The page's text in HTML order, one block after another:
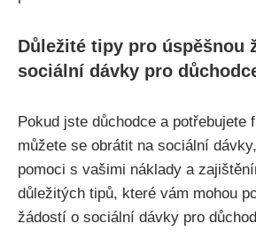
Důležité tipy pro úspěšnou
sociální dávky pro
Pokud jste důchodce a potřebujete
můžete se obrátit na sociální
pomoci s vašimi náklady a
důležitých tipů, které vám mohou
žádostí o sociální dávky pro